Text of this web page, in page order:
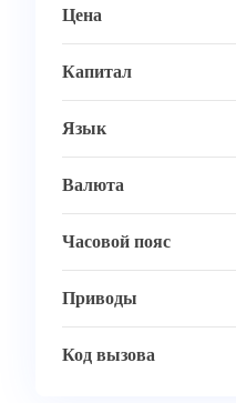
Цена
Капитал
Язык
Валюта
Часовой пояс
Приводы
Код вызова